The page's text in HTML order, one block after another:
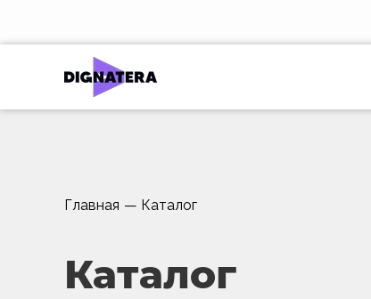
Главная — Каталог
Каталог